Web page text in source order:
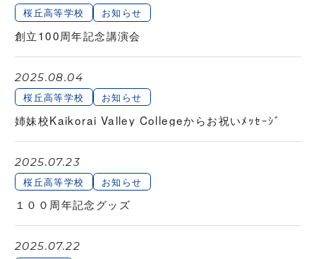
桜丘高等学校 お知らせ
創立100周年記念講演会
2025.08.04
桜丘高等学校 お知らせ
姉妹校Kaikorai Valley Collegeからお祝いﾒｯｾｰｼﾞ
2025.07.23
桜丘高等学校 お知らせ
１００周年記念グッズ
2025.07.22